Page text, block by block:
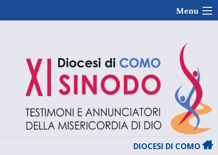
Menu
DIOCESI DI COMO